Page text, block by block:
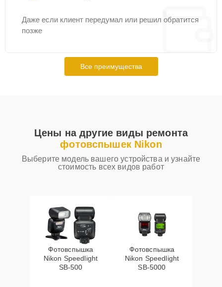
Даже если клиент передумал или решил обратится
позже
Все преимущества
Цены на другие виды ремонта
фотовспышек Nikon
Выберите модель вашего устройства и узнайте
стоимость всех видов работ
Фотовспышка
Nikon Speedlight
SB-500
Фотовспышка
Nikon Speedlight
SB-5000